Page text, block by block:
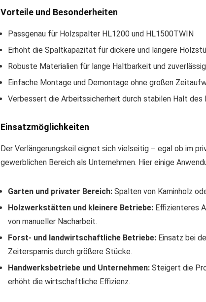
Vorteile und Besonderheiten
Passgenau für Holzspalter HL1200 und HL1500TWIN
Erhöht die Spaltkapazität für dickere und längere
Robuste Materialien für lange Haltbarkeit und
Einfache Montage und Demontage ohne großen
Verbessert die Arbeitssicherheit durch stabilen Halt des
Einsatzmöglichkeiten
Der Verlängerungskeil eignet sich vielseitig – egal ob im
gewerblichen Bereich als Unternehmen. Hier einige
Garten und privater Bereich: Spalten von Kaminholz
Holzwerkstätten und kleinere Betriebe: Effizienteres
von manueller Nacharbeit.
Forst- und landwirtschaftliche Betriebe: Einsatz bei
Zeitersparnis durch größere Stücke.
Handwerksbetriebe und Unternehmen: Steigert die
erhöht die wirtschaftliche Effizienz.